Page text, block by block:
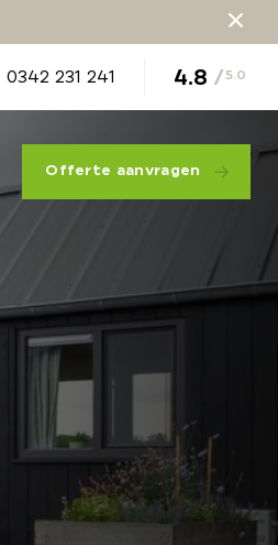
0342 231 241 4.8 /5.0
Offerte aanvragen